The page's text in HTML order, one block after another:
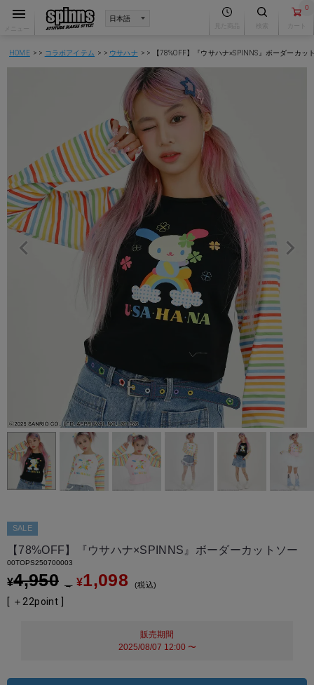
0
HOME コラボアイテム ウサハナ 【78%OFF】『ウサハナ×SPINNS』ボーダーカッ
SALE
【78%OFF】『ウサハナ×SPINNS』ボーダーカットソー
00TOPS250700003
¥4,950 → ¥1,098 税込
[ ＋ 22point ]
販売期間
2025/08/07 12:00 〜